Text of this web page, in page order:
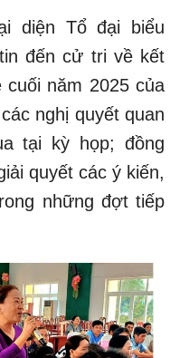
diện Tổ đại biểu
đến cử tri về kết
năm 2025 của
nghị quyết quan
tại kỳ họp; đồng
quyết các ý kiến,
những đợt tiếp